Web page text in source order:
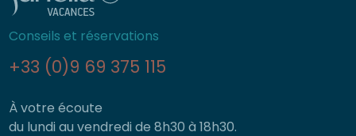
Conseils et réservations
+33 (0)9 69 375 115
À votre écoute
du lundi au vendredi de 8h30 à 18h30.